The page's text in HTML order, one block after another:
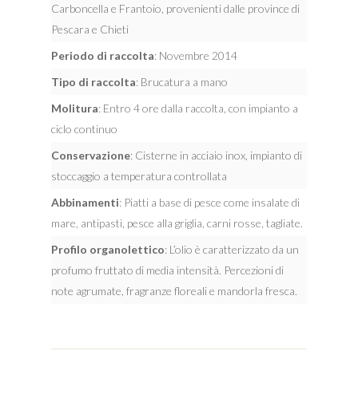
Carboncella e Frantoio, provenienti dalle province di
Pescara e Chieti
Periodo di raccolta: Novembre 2014
Tipo di raccolta: Brucatura a mano
Molitura: Entro 4 ore dalla raccolta, con impianto a
ciclo continuo
Conservazione: Cisterne in acciaio inox, impianto di
stoccaggio a temperatura controllata
Abbinamenti: Piatti a base di pesce come insalate di
mare, antipasti, pesce alla griglia, carni rosse, tagliate.
Profilo organolettico: L’olio è caratterizzato da un
profumo fruttato di media intensità. Percezioni di
note agrumate, fragranze floreali e mandorla fresca.